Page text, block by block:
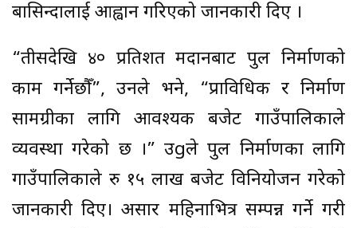
बासिन्दालाई आह्वान गरिएको जानकारी दिए ।
“तीसदेखि ४० प्रतिशत श्रमदानबाट पुल निर्माणको
काम गर्नेछौँ”, उनले भने, “प्राविधिक र निर्माण
सामग्रीका लागि आवश्यक बजेट गाउँपालिकाले
व्यवस्था गरेको छ ।” उgले पुल निर्माणका लागि
गाउँपालिकाले रु १५ लाख बजेट विनियोजन गरेको
जानकारी दिए। असार महिनाभित्र सम्पन्न गर्ने गरी